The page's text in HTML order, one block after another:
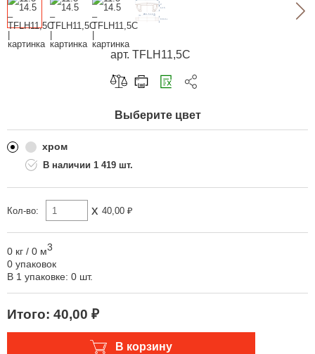
арт. TFLH11,5C
Скопировать ссылку
Telegram
Выберите цвет
хром
1 419 шт.
Кол-во: x 40,00 ₽
0 кг / 0 м3
0 упаковок
В 1 упаковке: 0 шт.
Итого: 40,00 ₽
В корзину